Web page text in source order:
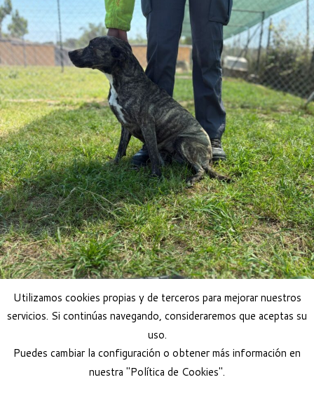
Utilizamos cookies propias y de terceros para mejorar nuestros
servicios. Si continúas navegando, consideraremos que aceptas su
uso.
Puedes cambiar la configuración o obtener más información en
nuestra "Política de Cookies".